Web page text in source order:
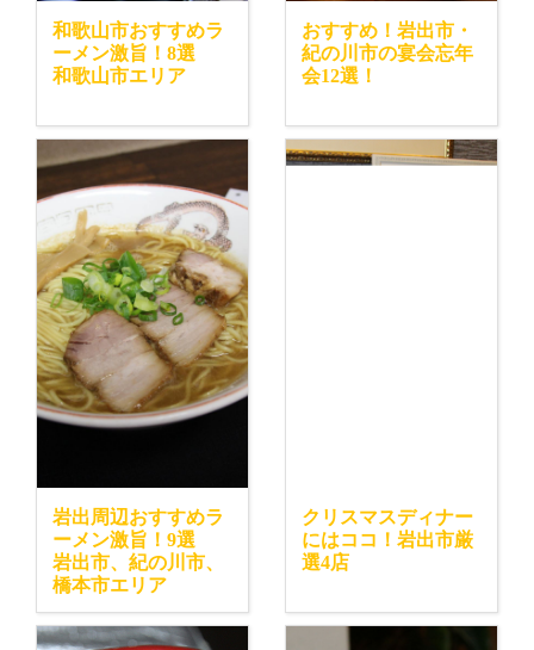
和歌山市おすすめラ
ーメン激旨！8選
和歌山市エリア
おすすめ！岩出市・
紀の川市の宴会忘年
会12選！
岩出周辺おすすめラ
ーメン激旨！9選
岩出市、紀の川市、
橋本市エリア
クリスマスディナー
にはココ！岩出市厳
選4店